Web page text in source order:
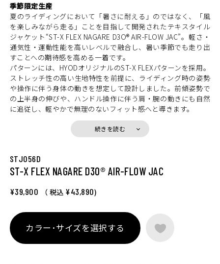
季節限定生産
夏のライディングにおいて「暑さに耐える」のではなく、「風
を楽しみながら走る」ことを目指して開発されたテキスタイル
ジャケット“ST-X FLEX NAGARE D3O® AIR-FLOW JAC”。軽さ・
通気性・運動性能を高いレベルで融合し、暑い季節でも走り出
すことへの期待感を高める一着です。
パターンには、HYODオリジナルのST-X FLEXパターンを採用。
ストレッチ性の高い生地特性を前提に、ライディング時の姿勢
や操作に伴う身体の動きを想定して設計しました。前傾姿勢で
の上半身の伸びや、ハンドル操作に伴う肩・腕の動きにも自然
に追従し、軽やかで無理のないフィット感へと導きます。
メインマテリアルには、サマーシーズン専用に開発された高機
能素材「NAGARE」を使用。走行風を積極的に取り込む高い通
気性に加え、HYOD UCHIMIZUを上回る吸汗速乾性能により、
ます。ライナーレス仕様は真夏のツーリングでも軽快で扱いや
すく、脇下のビッグホールメッシュが効率的なエアフローを確
プロテクションは、ショルダーとエルボーにエアスルー構造の
シブルで軽量、まるで着けていないかのような装着感を実現し
ます。バックボーンには通気性に優れたD3O® Viper Air（CE規
格 LEVEL1）を採用。軽量かつ高通気の構成により、フルプロ
テクションでありながら涼しさと快適性を両立しました。
続きを読む
STJ056D
ST-X FLEX NAGARE D3O® AIR-FLOW JAC
¥39,900 （ 税込 ¥43,890)
カラー･サイズを選択する